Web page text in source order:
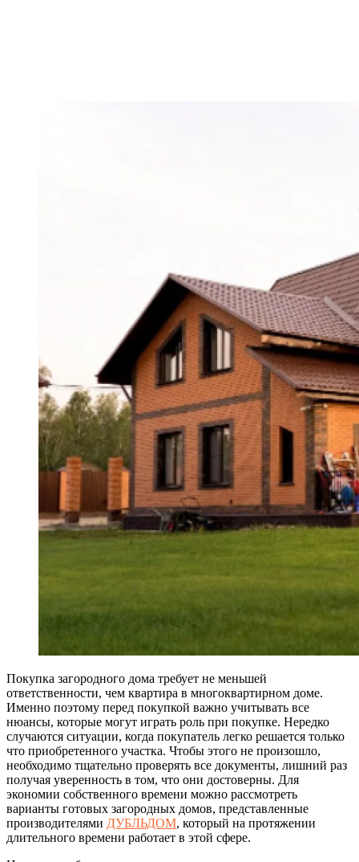
Покупка загородного дома требует не меньшей
ответственности, чем квартира в многоквартирном доме.
Именно поэтому перед покупкой важно учитывать все
нюансы, которые могут играть роль при покупке. Нередко
случаются ситуации, когда покупатель легко решается только
что приобретенного участка. Чтобы этого не произошло,
необходимо тщательно проверять все документы, лишний раз
получая уверенность в том, что они достоверны. Для
экономии собственного времени можно рассмотреть
варианты готовых загородных домов, представленные
производителями ДУБЛЬДОМ, который на протяжении
длительного времени работает в этой сфере.